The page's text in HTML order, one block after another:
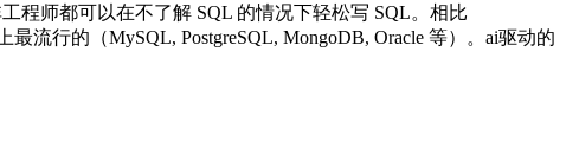
程师都可以在不了解 SQL 的情况下轻松写 SQL。相比
流行的（MySQL, PostgreSQL, MongoDB, Oracle 等）。 ai驱动的